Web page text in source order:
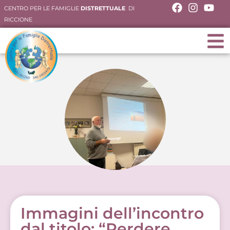
CENTRO PER LE FAMIGLIE DISTRETTUALE DI
RICCIONE
Immagini dell’incontro